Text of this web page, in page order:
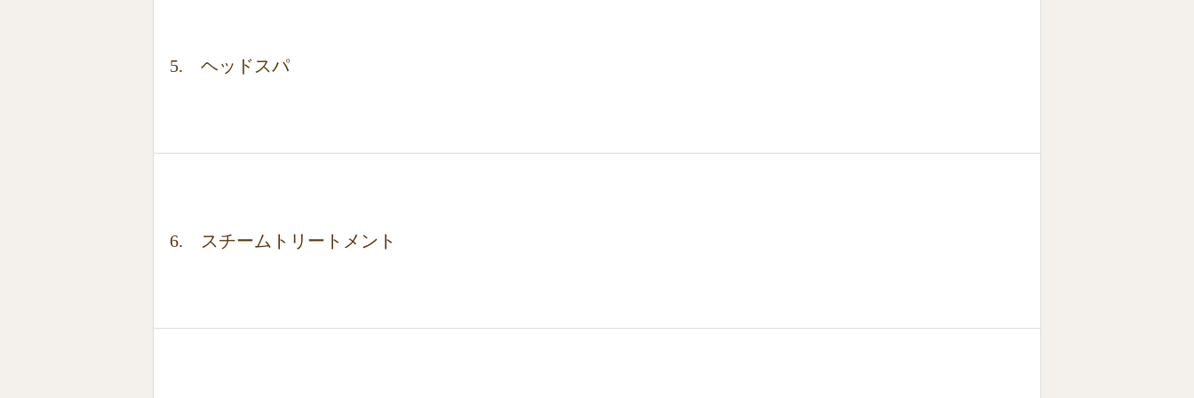
5. ヘッドスパ
6. スチームトリートメント